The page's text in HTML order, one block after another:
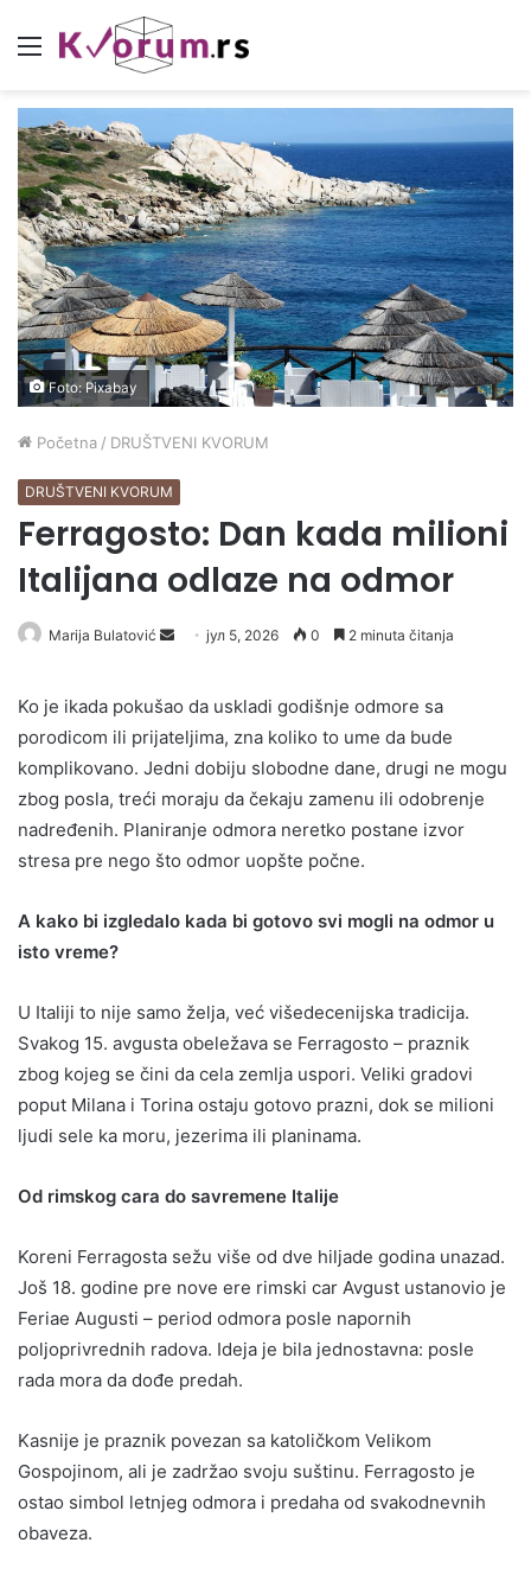
Meni
Foto: Pixabay
Početna / DRUŠTVENI KVORUM
DRUŠTVENI KVORUM
Ferragosto: Dan kada milioni
Italijana odlaze na odmor
Marija Bulatović
Sendјул 5, 2026 0 2 minuta čitanja
Ko je ikada pokušao da uskladi godišnje odmore sa
porodicom ili prijateljima, zna koliko to ume da bude
komplikovano. Jedni dobiju slobodne dane, drugi ne mogu
zbog posla, treći moraju da čekaju zamenu ili odobrenje
nadređenih. Planiranje odmora neretko postane izvor
stresa pre nego što odmor uopšte počne.
A kako bi izgledalo kada bi gotovo svi mogli na odmor u
isto vreme?
U Italiji to nije samo želja, već višedecenijska tradicija.
Svakog 15. avgusta obeležava se Ferragosto – praznik
zbog kojeg se čini da cela zemlja uspori. Veliki gradovi
poput Milana i Torina ostaju gotovo prazni, dok se milioni
ljudi sele ka moru, jezerima ili planinama.
Od rimskog cara do savremene Italije
Koreni Ferragosta sežu više od dve hiljade godina unazad.
Još 18. godine pre nove ere rimski car Avgust ustanovio je
Feriae Augusti – period odmora posle napornih
poljoprivrednih radova. Ideja je bila jednostavna: posle
rada mora da dođe predah.
Kasnije je praznik povezan sa katoličkom Velikom
Gospojinom, ali je zadržao svoju suštinu. Ferragosto je
ostao simbol letnjeg odmora i predaha od svakodnevnih
obaveza.